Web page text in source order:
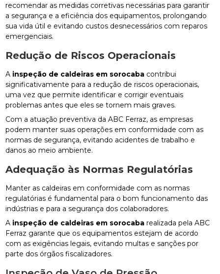
recomendar as medidas corretivas necessárias para garantir
a segurança e a eficiência dos equipamentos, prolongando
sua vida útil e evitando custos desnecessários com reparos
emergenciais.
Redução de Riscos Operacionais
A inspeção de caldeiras em sorocaba contribui
significativamente para a redução de riscos operacionais,
uma vez que permite identificar e corrigir eventuais
problemas antes que eles se tornem mais graves.
Com a atuação preventiva da ABC Ferraz, as empresas
podem manter suas operações em conformidade com as
normas de segurança, evitando acidentes de trabalho e
danos ao meio ambiente.
Adequação às Normas Regulatórias
Manter as caldeiras em conformidade com as normas
regulatórias é fundamental para o bom funcionamento das
indústrias e para a segurança dos colaboradores.
A inspeção de caldeiras em sorocaba realizada pela ABC
Ferraz garante que os equipamentos estejam de acordo
com as exigências legais, evitando multas e sanções por
parte dos órgãos fiscalizadores.